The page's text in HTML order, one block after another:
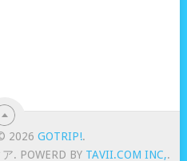
© 2026GOTRIP!.
. POWERD BY TAVII.COM INC,.